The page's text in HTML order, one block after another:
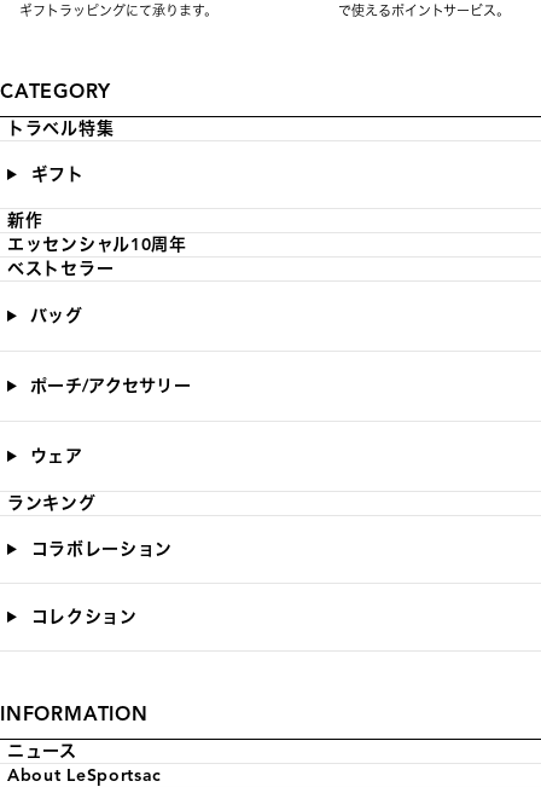
ギフトラッピングにて承ります。
で使えるポイントサービス。
CATEGORY
トラベル特集
ギフト
新作
エッセンシャル10周年
ベストセラー
バッグ
ポーチ/アクセサリー
ウェア
ランキング
コラボレーション
コレクション
INFORMATION
ニュース
About LeSportsac